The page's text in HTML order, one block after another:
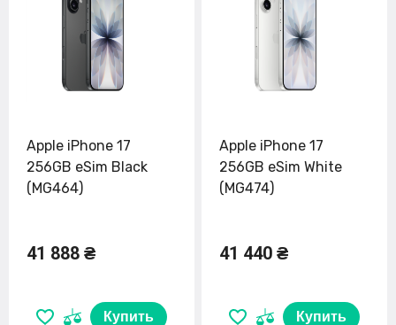
Apple iPhone 17
256GB eSim Black
(MG464)
41 888 ₴
Купить
Apple iPhone 17
256GB eSim White
(MG474)
41 440 ₴
Купить